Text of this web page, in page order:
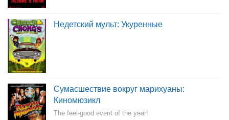
Недетский мульт: Укуренные
Сумасшествие вокруг марихуаны:
Киномюзикл
The feel-good event of the year!